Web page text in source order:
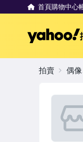
首頁購物中心
拍賣 偶